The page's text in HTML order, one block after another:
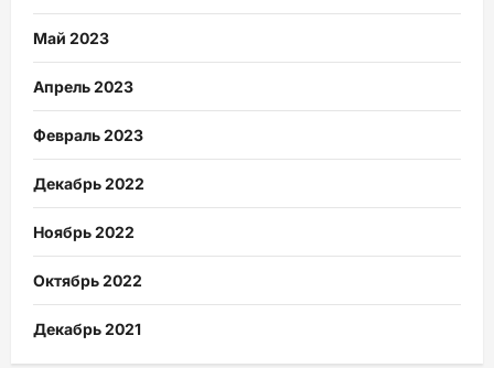
Май 2023
Апрель 2023
Февраль 2023
Декабрь 2022
Ноябрь 2022
Октябрь 2022
Декабрь 2021